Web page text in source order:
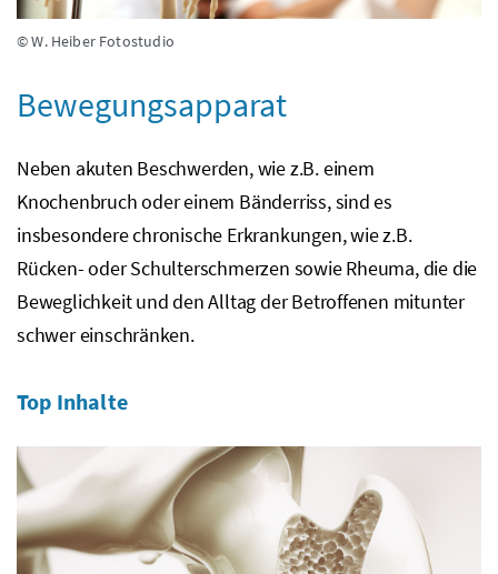
© W. Heiber Fotostudio
Bewegungsapparat
Neben akuten Beschwerden, wiez.B.einem
Knochenbruch oder einem Bänderriss, sind es
insbesondere chronische Erkrankungen, wiez.B.
Rücken- oder Schulterschmerzen sowie Rheuma, die die
Beweglichkeit und den Alltag der Betroffenen mitunter
schwer einschränken.
Top Inhalte